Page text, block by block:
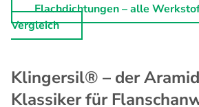
Flachdichtungen – alle
Vergleich
Klingersil® – der
Klassiker für